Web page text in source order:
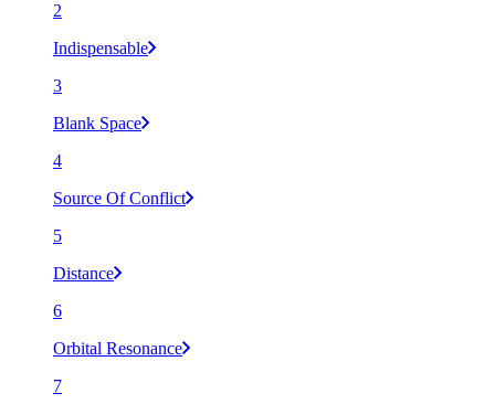
2
Indispensable
3
Blank Space
4
Source Of Conflict
5
Distance
6
Orbital Resonance
7